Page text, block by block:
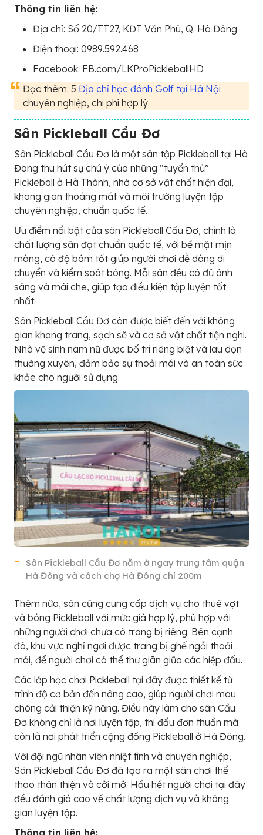
Thông tin liên hệ:
Địa chỉ: Số 20/TT27, KĐT Văn Phú, Q. Hà Đông
Điện thoại: 0989.592.468
Facebook: FB.com/LKProPickleballHD
Đọc thêm: 5 Địa chỉ học đánh Golf tại Hà Nội
chuyên nghiệp, chi phí hợp lý
Sân Pickleball Cầu Đơ
Sân Pickleball Cầu Đơ là một sân tập Pickleball tại Hà
Đông thu hút sự chú ý của những “tuyển thủ”
Pickleball ở Hà Thành, nhờ cơ sở vật chất hiện đại,
không gian thoáng mát và môi trường luyện tập
chuyên nghiệp, chuẩn quốc tế.
Ưu điểm nổi bật của sân Pickleball Cầu Đơ, chính là
chất lượng sân đạt chuẩn quốc tế, với bề mặt mịn
màng, có độ bám tốt giúp người chơi dễ dàng di
chuyển và kiểm soát bóng. Mỗi sân đều có đủ ánh
sáng và mái che, giúp tạo điều kiện tập luyện tốt
nhất.
Sân Pickleball Cầu Đơ còn được biết đến với không
gian khang trang, sạch sẽ và cơ sở vật chất tiện nghi.
Nhà vệ sinh nam nữ được bố trí riêng biệt và lau dọn
thường xuyên, đảm bảo sự thoải mái và an toàn sức
khỏe cho người sử dụng.
Sân Pickleball Cầu Đơ nằm ở ngay trung tâm quận
Hà Đông và cách chợ Hà Đông chỉ 200m
Thêm nữa, sân cũng cung cấp dịch vụ cho thuê vợt
và bóng Pickleball với mức giá hợp lý, phù hợp với
những người chơi chưa có trang bị riêng. Bên cạnh
đó, khu vực nghỉ ngơi được trang bị ghế ngồi thoải
mái, để người chơi có thể thư giãn giữa các hiệp đấu.
Các lớp học chơi Pickleball tại đây được thiết kế từ
trình độ cơ bản đến nâng cao, giúp người chơi mau
chóng cải thiện kỹ năng. Điều này làm cho sân Cầu
Đơ không chỉ là nơi luyện tập, thi đấu đơn thuần mà
còn là nơi phát triển cộng đồng Pickleball ở Hà Đông.
Với đội ngũ nhân viên nhiệt tình và chuyên nghiệp,
Sân Pickleball Cầu Đơ đã tạo ra một sân chơi thể
thao thân thiện và cởi mở. Hầu hết người chơi tại đây
đều đánh giá cao về chất lượng dịch vụ và không
gian luyện tập.
Thông tin liên hệ: